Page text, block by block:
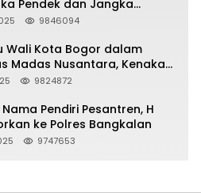
Pendek dan Jangka
9846094
Wali Kota Bogor dalam
Madas Nusantara, Kenakan
sebagai Simbol
9824872
Pendiri Pesantren, H
ke Polres Bangkalan
9747653